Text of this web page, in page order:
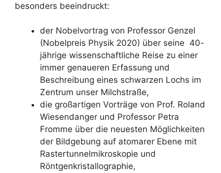
besonders beeindruckt:
der Nobelvortrag von Professor Genzel
(Nobelpreis Physik 2020) über seine 40-
jährige wissenschaftliche Reise zu einer
immer genaueren Erfassung und
Beschreibung eines schwarzen Lochs im
Zentrum unser Milchstraße,
die großartigen Vorträge von Prof. Roland
Wiesendanger und Professor Petra
Fromme über die neuesten Möglichkeiten
der Bildgebung auf atomarer Ebene mit
Rastertunnelmikroskopie und
Röntgenkristallographie,